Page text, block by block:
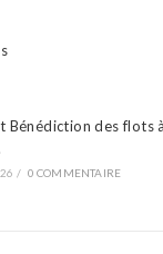
Bénédiction des flots
/ 0 COMMENTAIRE